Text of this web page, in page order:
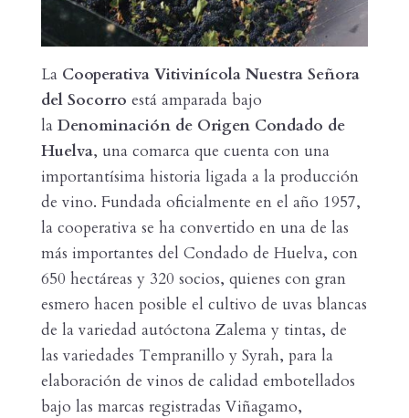
La Cooperativa Vitivinícola Nuestra Señora
del Socorro está amparada bajo
la Denominación de Origen Condado de
Huelva, una comarca que cuenta con una
importantísima historia ligada a la producción
de vino. Fundada oficialmente en el año 1957,
la cooperativa se ha convertido en una de las
más importantes del Condado de Huelva, con
650 hectáreas y 320 socios, quienes con gran
esmero hacen posible el cultivo de uvas blancas
de la variedad autóctona Zalema y tintas, de
las variedades Tempranillo y Syrah, para la
elaboración de vinos de calidad embotellados
bajo las marcas registradas Viñagamo,